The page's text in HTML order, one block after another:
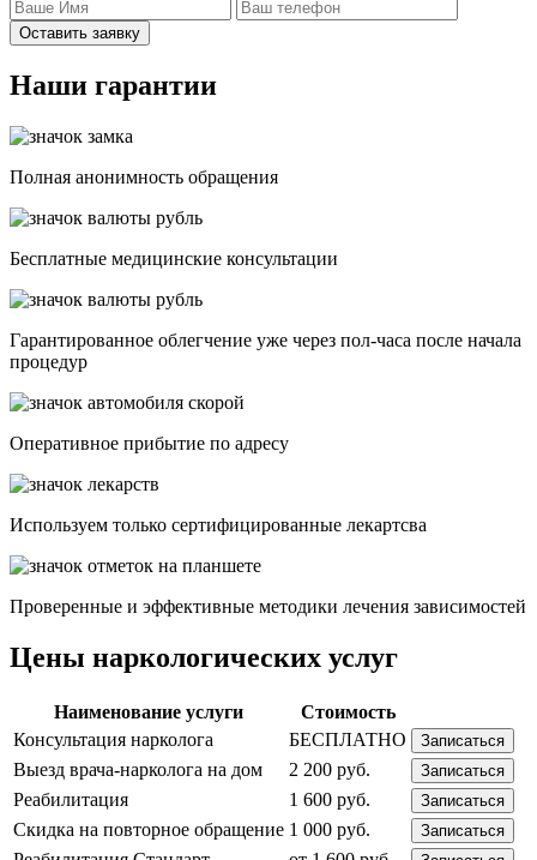
Оставить заявку
Наши гарантии
Полная анонимность обращения
Бесплатные медицинские консультации
Гарантированное облегчение уже через пол-часа после начала
процедур
Опеpативное прибытие по адресу
Используем только сертифицированные лекартсва
Проверенные и эффективные методики лечения зависимостей
Цены наркологических услуг
Наименование услуги
Стоимость
Консультация нарколога
БЕСПЛАТНО Записаться
Выезд врача-нарколога на дом 2 200 руб. Записаться
Реабилитация 1 600 руб. Записаться
Скидка на повторное обращение 1 000 руб. Записаться